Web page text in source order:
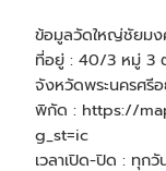
ข้อมูลวัดใหญ่ชัยมง
ที่อยู่ : 40/3 หมู่ 3
จังหวัดพระนครศรี
พิกัด : https://
g_st=ic
เวลาเปิด-ปิด : ทุก